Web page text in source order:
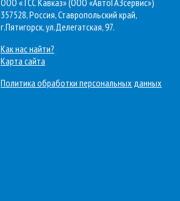
357528, Россия, Ставропольский край,
г.Пятигорск, ул.Делегатская, 97.
Как нас найти?
Карта сайта
Политика обработки персональных данных